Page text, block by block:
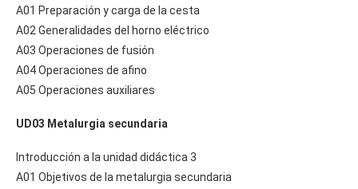
A01 Preparación y carga de la cesta
A02 Generalidades del horno eléctrico
A03 Operaciones de fusión
A04 Operaciones de afino
A05 Operaciones auxiliares
UD03 Metalurgia secundaria
Introducción a la unidad didáctica 3
A01 Objetivos de la metalurgia secundaria